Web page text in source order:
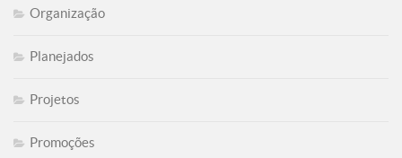
Organização
Planejados
Projetos
Promoções